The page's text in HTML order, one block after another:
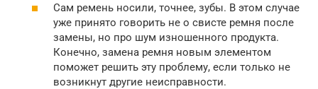
Сам ремень носили, точнее, зубы. В этом случае
уже принято говорить не о свисте ремня после
замены, но про шум изношенного продукта.
Конечно, замена ремня новым элементом
поможет решить эту проблему, если только не
возникнут другие неисправности.